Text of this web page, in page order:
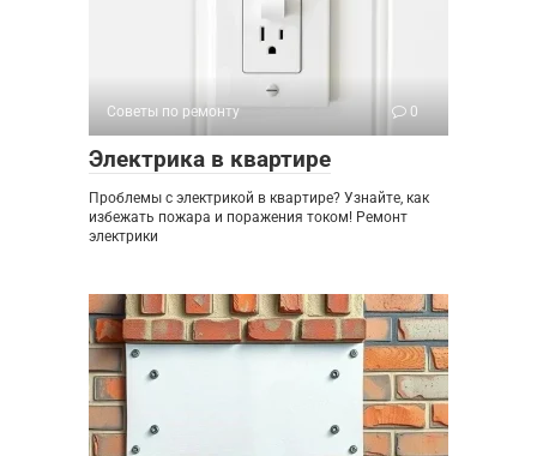
Советы по ремонту 0
Электрика в квартире
Проблемы с электрикой в квартире? Узнайте, как
избежать пожара и поражения током! Ремонт
электрики